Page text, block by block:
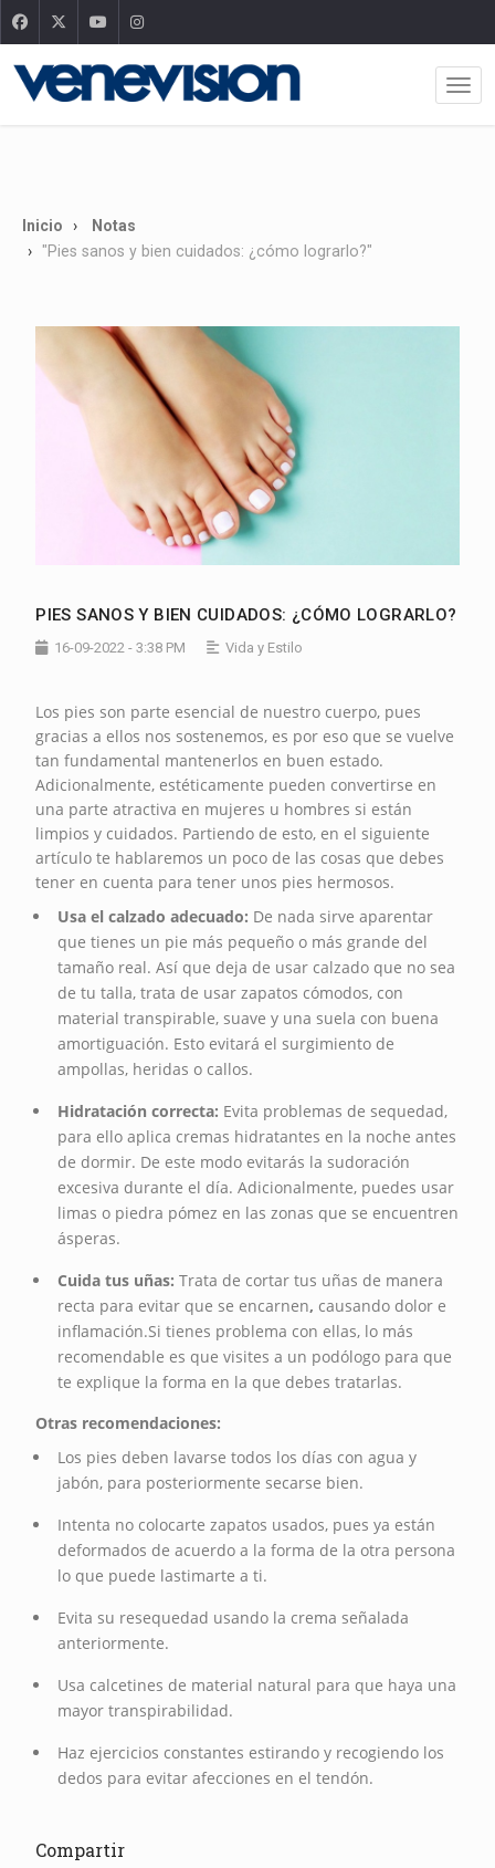
Inicio
Notas
"Pies sanos y bien cuidados: ¿cómo lograrlo?"
PIES SANOS Y BIEN CUIDADOS: ¿CÓMO LOGRARLO?
16-09-2022 - 3:38 PM Vida y Estilo
Los pies son parte esencial de nuestro cuerpo, pues
gracias a ellos nos sostenemos, es por eso que se vuelve
tan fundamental mantenerlos en buen estado.
Adicionalmente, estéticamente pueden convertirse en
una parte atractiva en mujeres u hombres si están
limpios y cuidados. Partiendo de esto, en el siguiente
artículo te hablaremos un poco de las cosas que debes
tener en cuenta para tener unos pies hermosos.
Usa el calzado adecuado: De nada sirve aparentar
que tienes un pie más pequeño o más grande del
tamaño real. Así que deja de usar calzado que no sea
de tu talla, trata de usar zapatos cómodos, con
material transpirable, suave y una suela con buena
amortiguación. Esto evitará el surgimiento de
ampollas, heridas o callos.
Hidratación correcta: Evita problemas de sequedad,
para ello aplica cremas hidratantes en la noche antes
de dormir. De este modo evitarás la sudoración
excesiva durante el día. Adicionalmente, puedes usar
limas o piedra pómez en las zonas que se encuentren
ásperas.
Cuida tus uñas:Trata de cortar tus uñas de manera
recta para evitar que se encarnen, causando dolor e
inflamación.Si tienes problema con ellas, lo más
recomendable es que visites a un podólogo para que
te explique la forma en la que debes tratarlas.
Otras recomendaciones:
Los pies deben lavarse todos los días con agua y
jabón, para posteriormente secarse bien.
Intenta no colocarte zapatos usados, pues ya están
deformados de acuerdo a la forma de la otra persona
lo que puede lastimarte a ti.
Evita su resequedad usando la crema señalada
anteriormente.
Usa calcetines de material natural para que haya una
mayor transpirabilidad.
Haz ejercicios constantes estirando y recogiendo los
dedos para evitar afecciones en el tendón.
Compartir